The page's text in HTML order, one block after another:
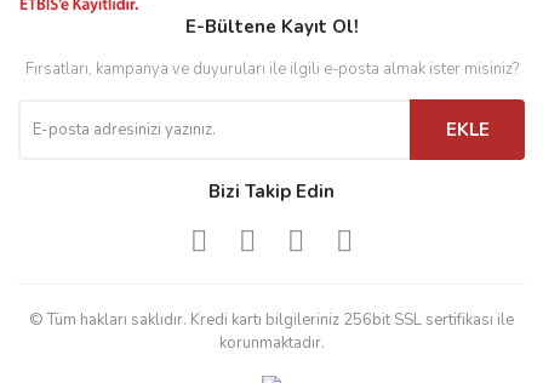
E-Bültene Kayıt Ol!
Fırsatları, kampanya ve duyuruları ile ilgili e-posta almak ister misiniz?
EKLE
Bizi Takip Edin
© Tüm hakları saklıdır. Kredi kartı bilgileriniz 256bit SSL sertifikası ile
korunmaktadır.